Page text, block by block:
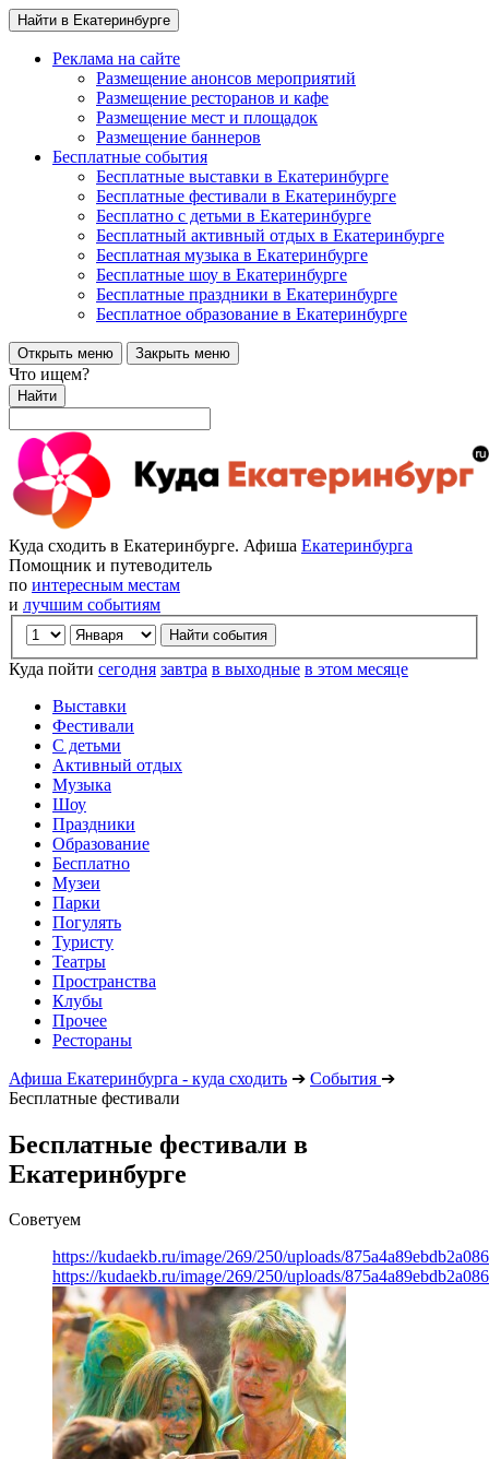
Найти в Екатеринбурге
Реклама на сайте
Размещение анонсов мероприятий
Размещение ресторанов и кафе
Размещение мест и площадок
Размещение баннеров
Бесплатные события
Бесплатные выставки в Екатеринбурге
Бесплатные фестивали в Екатеринбурге
Бесплатно с детьми в Екатеринбурге
Бесплатный активный отдых в Екатеринбурге
Бесплатная музыка в Екатеринбурге
Бесплатные шоу в Екатеринбурге
Бесплатные праздники в Екатеринбурге
Бесплатное образование в Екатеринбурге
Открыть меню Закрыть меню
Что ищем?
Найти
Куда сходить в Екатеринбурге. Афиша Екатеринбурга
Помощник и путеводитель
по интересным местам
и лучшим событиям
Куда пойти сегодня завтра в выходные в этом месяце
Выставки
Фестивали
С детьми
Активный отдых
Музыка
Шоу
Праздники
Образование
Бесплатно
Музеи
Парки
Погулять
Туристу
Театры
Пространства
Клубы
Прочее
Рестораны
Афиша Екатеринбурга - куда сходить ➔ События ➔
Бесплатные фестивали
Бесплатные фестивали в
Екатеринбурге
Советуем
https://kudaekb.ru/image/269/250/uploads/
https://kudaekb.ru/image/269/250/uploads/